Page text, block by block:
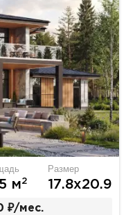
м2
Размер
17.8х20.9
₽/мес.